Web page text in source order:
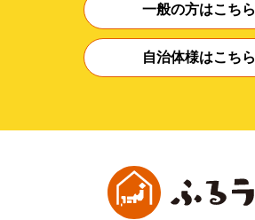
一般の方はこちら
自治体様はこちら